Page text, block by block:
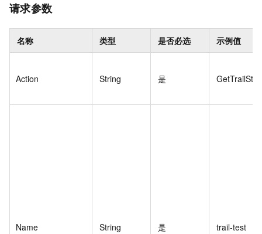
请求参数
名称 类型 是否必选 示例值
Action String 是
Name String 是 trail-test